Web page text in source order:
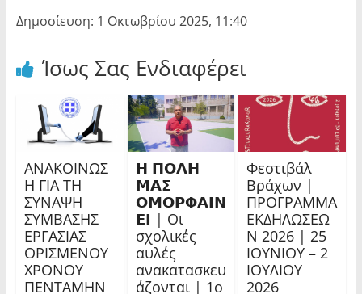
Δημοσίευση: 1 Οκτωβρίου 2025, 11:40
Ίσως Σας Ενδιαφέρει
ΑΝΑΚΟΙΝΩΣ
Η ΓΙΑ ΤΗ
ΣΥΝΑΨΗ
ΣΥΜΒΑΣΗΣ
ΕΡΓΑΣΙΑΣ
ΟΡΙΣΜΕΝΟΥ
ΧΡΟΝΟΥ
ΠΕΝΤΑΜΗΝ
𝝜 𝝥𝝤𝝠𝝜
𝝡𝝖𝝨
𝝤𝝡𝝤𝝦𝝫𝝖𝝞𝝢
𝝚𝝞 | Οι
σχολικές
αυλές
ανακατασκευ
άζονται | 1ο
Φεστιβάλ
Βράχων |
ΠΡΟΓΡΑΜΜΑ
ΕΚΔΗΛΩΣΕΩ
Ν 2026 | 25
ΙΟΥΝΙΟΥ – 2
ΙΟΥΛΙΟΥ
2026